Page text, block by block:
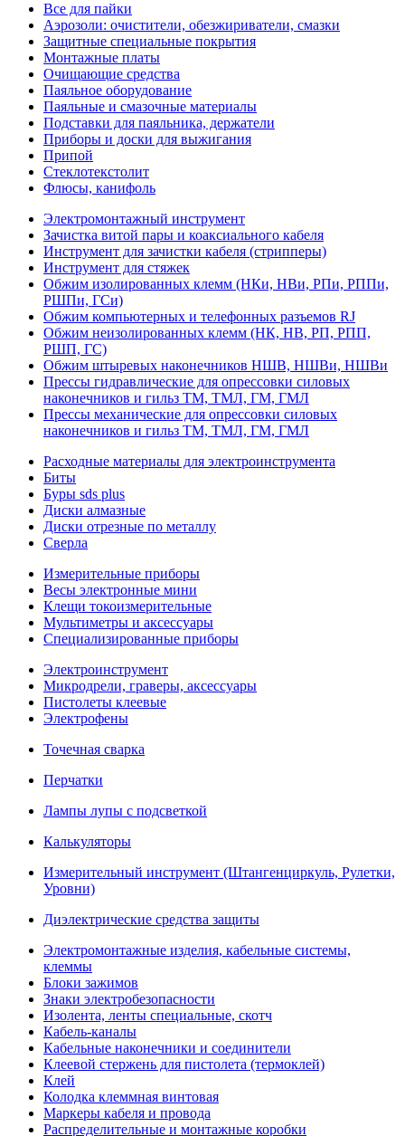
Все для пайки
Аэрозоли: очистители, обезжириватели, смазки
Защитные специальные покрытия
Монтажные платы
Очищающие средства
Паяльное оборудование
Паяльные и смазочные материалы
Подставки для паяльника, держатели
Приборы и доски для выжигания
Припой
Стеклотекстолит
Флюсы, канифоль
Электромонтажный инструмент
Зачистка витой пары и коаксиального кабеля
Инструмент для зачистки кабеля (стрипперы)
Инструмент для стяжек
Обжим изолированных клемм (НКи, НВи, РПи, РППи,
РШПи, ГСи)
Обжим компьютерных и телефонных разъемов RJ
Обжим неизолированных клемм (НК, НВ, РП, РПП,
РШП, ГС)
Обжим штыревых наконечников НШВ, НШВи, НШВи
Прессы гидравлические для опрессовки силовых
наконечников и гильз ТМ, ТМЛ, ГМ, ГМЛ
Прессы механические для опрессовки силовых
наконечников и гильз ТМ, ТМЛ, ГМ, ГМЛ
Расходные материалы для электроинструмента
Биты
Буры sds plus
Диски алмазные
Диски отрезные по металлу
Сверла
Измерительные приборы
Весы электронные мини
Клещи токоизмерительные
Мультиметры и аксессуары
Специализированные приборы
Электроинструмент
Микродрели, граверы, аксессуары
Пистолеты клеевые
Электрофены
Точечная сварка
Перчатки
Лампы лупы с подсветкой
Калькуляторы
Измерительный инструмент (Штангенциркуль, Рулетки,
Уровни)
Диэлектрические средства защиты
Электромонтажные изделия, кабельные системы,
клеммы
Блоки зажимов
Знаки электробезопасности
Изолента, ленты специальные, скотч
Кабель-каналы
Кабельные наконечники и соединители
Клеевой стержень для пистолета (термоклей)
Клей
Колодка клеммная винтовая
Маркеры кабеля и провода
Распределительные и монтажные коробки